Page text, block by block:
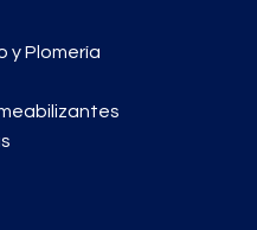
y Plomería